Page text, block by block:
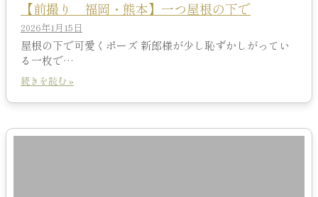
【前撮り 福岡・熊本】一つ屋根の下で
2026年1月15日
屋根の下で可愛くポーズ 新郎様が少し恥ずかしがってい
る一枚で…
続きを読む »